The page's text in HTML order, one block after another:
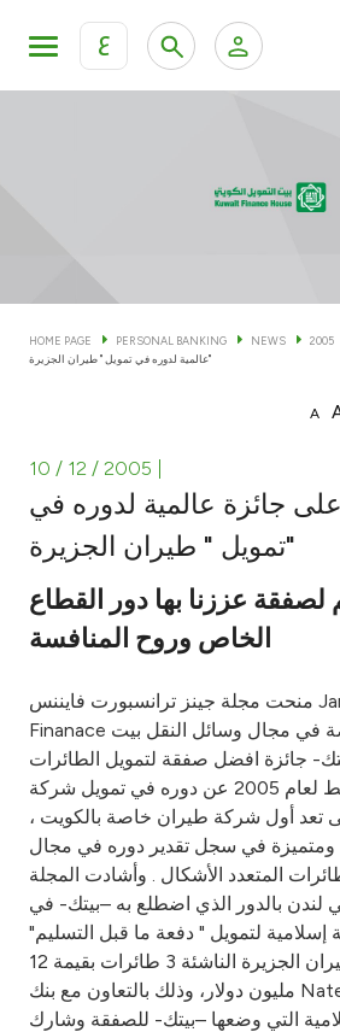
ع
KFH Online Corporate Banking
Cards
Banking Tiers
Investment
Tools & Services
After Sales Services
Contact us
Branch & ATM locator
Germany
Malaysia
HOME PAGE PERSONAL BANKING NEWS 2005
عالمية لدوره في تمويل " طيران الجزيرة"
A
10 / 12 / 2005
جائزة عالمية لدوره في
تمويل " طيران الجزيرة"
لصفقة عززنا بها دور القطاع
الخاص وروح المنافسة
منحت مجلة جينز ترانسبورت فايننس Jane’s Tansport
Finanace العالمية المتخصصة في مجال وسائل النقل بيت
جائزة افضل صفقة لتمويل الطائرات
بمنطقة الشرق الأوسط لعام 2005 عن دوره في تمويل شركة
تعد أول شركة طيران خاصة بالكويت ،
ومتميزة في سجل تقدير دوره في مجال
المتعدد الأشكال . وأشادت المجلة
لندن بالدور الذي اضطلع به –بيتك- في
لتمويل " دفعة ما قبل التسليم"
لشراء شركة طيران الجزيرة الناشئة 3 طائرات بقيمة 12
مليون دولار، وذلك بالتعاون مع بنك Natexis الفرنسي الذي
التي وضعها –بيتك- للصفقة وشارك